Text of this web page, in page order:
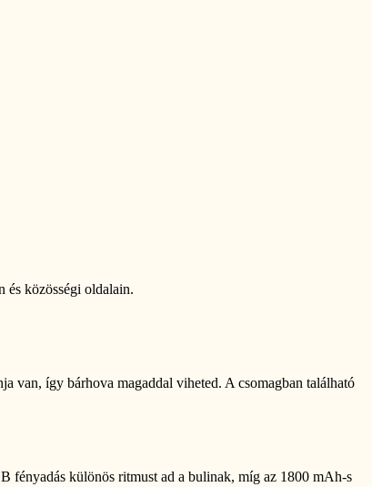
és közösségi oldalain.
van, így bárhova magaddal viheted. A csomagban található
fényadás különös ritmust ad a bulinak, míg az 1800 mAh-s